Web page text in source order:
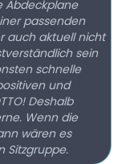
Abdeckplane
passenden
auch aktuell nicht
sein
schnelle
und
Deshalb
Wenn die
wären es
Sitzgruppe.